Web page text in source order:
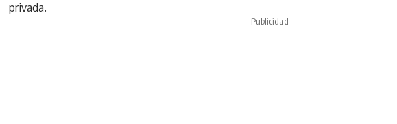
privada.
- Publicidad -